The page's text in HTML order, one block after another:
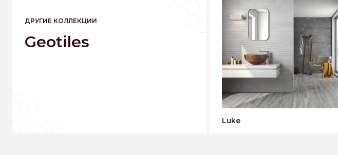
ДРУГИЕ КОЛЛЕКЦИИ
Geotiles
Luke